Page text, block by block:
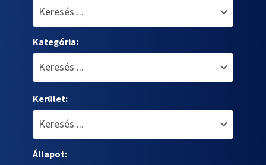
Kategória:
Kerület:
Állapot: